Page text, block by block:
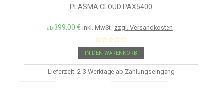
PLASMA CLOUD PAX5400
ab 399,00 € inkl. MwSt. zzgl. Versandkosten
IN DEN WARENKORB
Lieferzeit: 2-3 Werktage ab Zahlungseingang